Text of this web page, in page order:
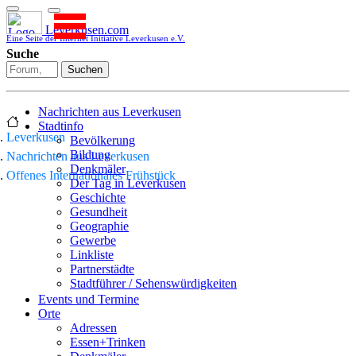
Leverkusen.com
Eine Seite der Internet Initiative Leverkusen e.V.
Suche
Suchen
Nachrichten aus Leverkusen
Stadtinfo
Bevölkerung
Bildung
Denkmäler
Der Tag in Leverkusen
Geschichte
Gesundheit
Geographie
Gewerbe
Linkliste
Partnerstädte
Stadtführer / Sehenswürdigkeiten
Stadtplan
Sport
Who is who
Events und Termine
Orte
Adressen
Essen+Trinken
Leverkusen
Nachrichten aus Leverkusen
Offenes Internationales Frühstück